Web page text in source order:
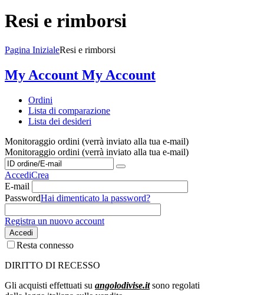
Resi e rimborsi
Pagina InizialeResi e rimborsi
My Account My Account
Ordini
Lista di comparazione
Lista dei desideri
Monitoraggio ordini (verrà inviato alla tua e-mail)
Monitoraggio ordini (verrà inviato alla tua e-mail)
AccediCrea
E-mail
PasswordHai dimenticato la password?
Registra un nuovo account
Accedi
Resta connesso
DIRITTO DI RECESSO
Gli acquisti effettuati su angolodivise.itsono regolati